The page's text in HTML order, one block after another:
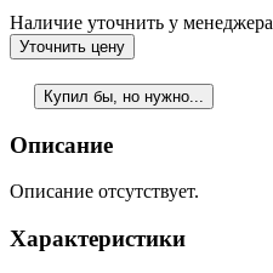
Наличие уточнить у менеджера
Уточнить цену
Купил бы, но нужно...
Описание
Описание отсутствует.
Характеристики